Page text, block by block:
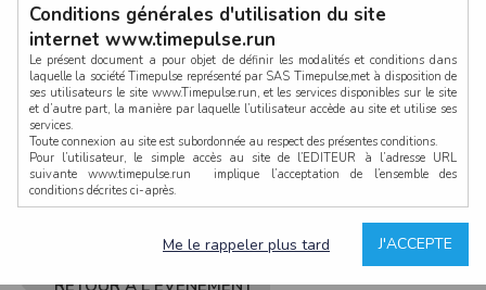
CONNEXION
RETOUR À L'ÉVÈNEMENT
Conditions générales d'utilisation du site
internet www.timepulse.run
Le présent document a pour objet de définir les modalités et conditions dans
laquelle la société Timepulse représenté par SAS Timepulse,met à disposition de
ses utilisateurs le site www.Timepulse.run, et les services disponibles sur le site
et d’autre part, la manière par laquelle l’utilisateur accède au site et utilise ses
services.
Toute connexion au site est subordonnée au respect des présentes conditions.
Pour l’utilisateur, le simple accès au site de l’EDITEUR à l’adresse URL
suivante www.timepulse.run implique l’acceptation de l’ensemble des
conditions décrites ci-après.
La structure générale du site www.timepulse.run, par quelque procédé que ce
soit, sans l'autorisation préalable et par écrit de Fourcherot Mickael et/ou de ses
J'ACCEPTE
Me le rappeler plus tard